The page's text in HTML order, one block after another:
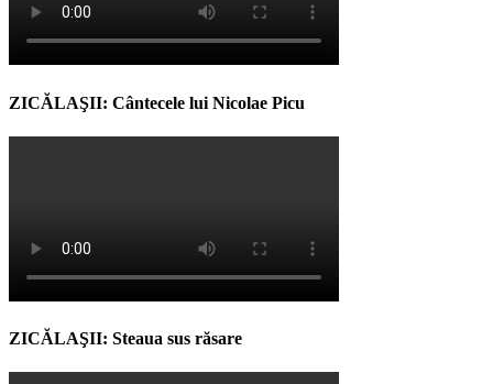
ZICĂLAŞII: Cântecele lui Nicolae Picu
ZICĂLAŞII: Steaua sus răsare